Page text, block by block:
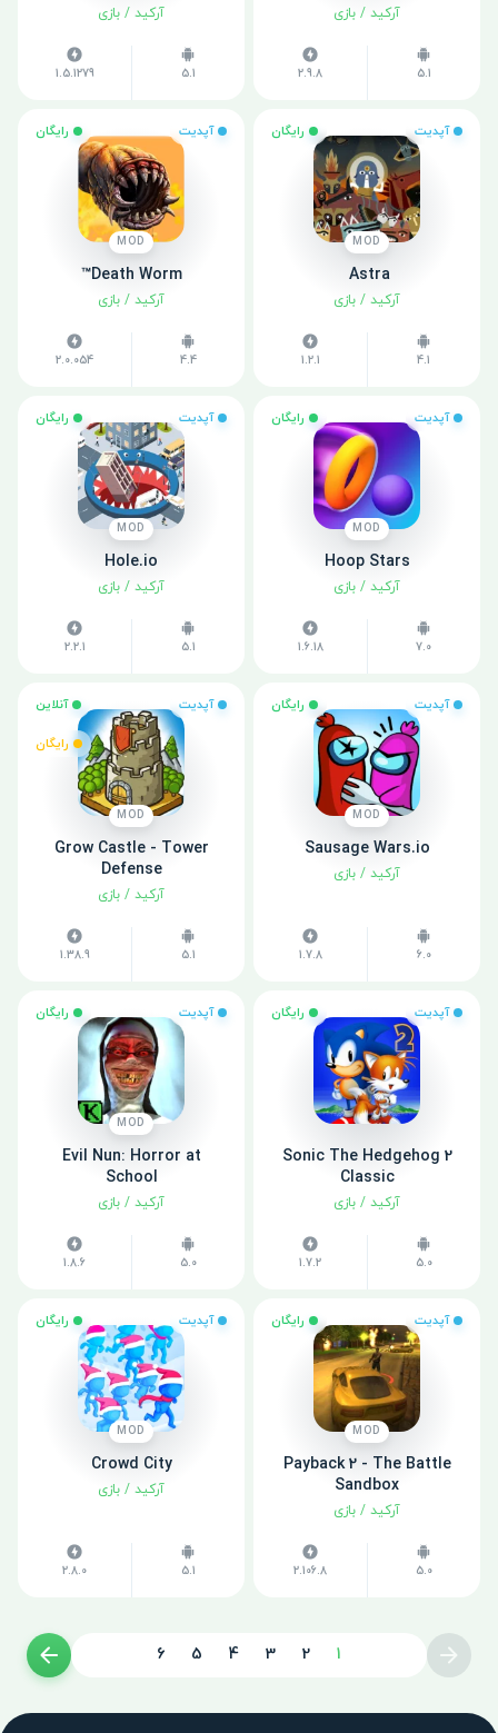
آرکید / بازی
5.1
2.9.8
آرکید / بازی
5.1
1.5.1279
آپدیت رایگان
MOD
Astra ‏
آرکید / بازی
4.1
1.2.1
آپدیت رایگان
MOD
Death Worm™
آرکید / بازی
4.4
2.0.054
آپدیت رایگان
MOD
Hoop Stars
آرکید / بازی
7.0
1.6.18
آپدیت رایگان
MOD
Hole.io
آرکید / بازی
5.1
2.2.1
آپدیت رایگان
MOD
Sausage Wars.io
آرکید / بازی
6.0
1.7.8
آپدیت آنلاین
رایگان
MOD
Grow Castle - Tower
Defense
آرکید / بازی
5.1
1.38.9
آپدیت رایگان
Sonic The Hedgehog 2
Classic
آرکید / بازی
5.0
1.7.2
آپدیت رایگان
MOD
Evil Nun: Horror at
School
آرکید / بازی
5.0
1.8.6
آپدیت رایگان
MOD
Payback 2 - The Battle
Sandbox
آرکید / بازی
5.0
2.106.8
آپدیت رایگان
MOD
Crowd City
آرکید / بازی
5.1
2.8.0
1
2
3
4
5
6